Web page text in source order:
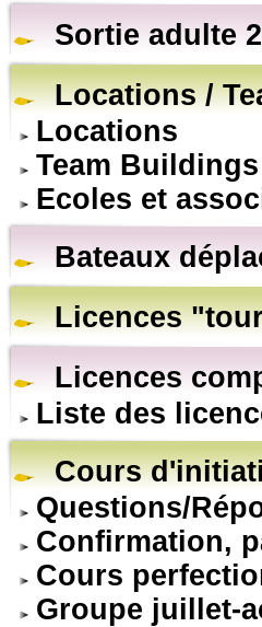
Sortie adulte
Locations /
Locations
Team Buildings
Ecoles et
Bateaux
Licences
Licences
Liste des
Cours
Questions/
Confirmation,
Cours
Groupe juillet-